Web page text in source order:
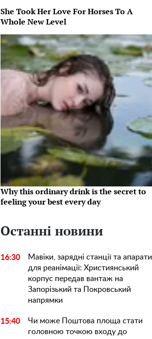
She Took Her Love For Horses To A
Whole New Level
Why this ordinary drink is the secret to
feeling your best every day
Останні новини
16:30
Мавіки, зарядні станції та апарати
для реанімації: Християнський
корпус передав вантаж на
Запорізький та Покровський
напрямки
15:40
Чи може Поштова площа стати
головною точкою входу до